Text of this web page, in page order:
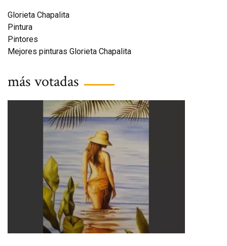
Glorieta Chapalita
Pintura
Pintores
Mejores pinturas Glorieta Chapalita
más votadas